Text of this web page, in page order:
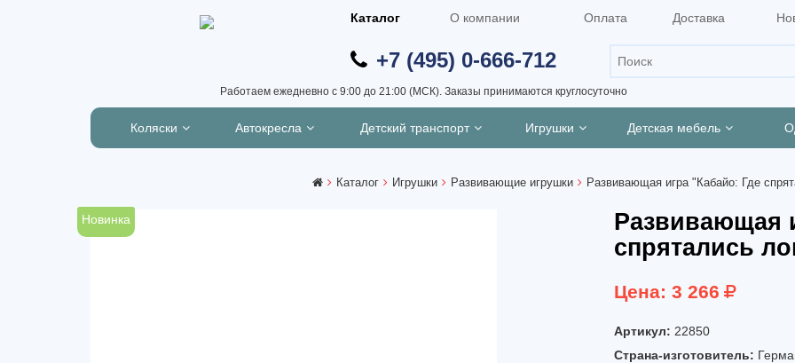
Каталог О компании Оплата Доставка
+7 (495) 0-666-712
Работаем ежедневно с 9:00 до 21:00 (МСК). Заказы принимаются круглосуточно
Коляски Автокресла Детский транспорт Игрушки Детская мебель
Каталог Игрушки Развивающие игрушки Развивающая игра "Кабайо: Где
Новинка
Развивающая
спрятались
Цена: 3 266
Артикул: 22850
Страна-изготовитель: